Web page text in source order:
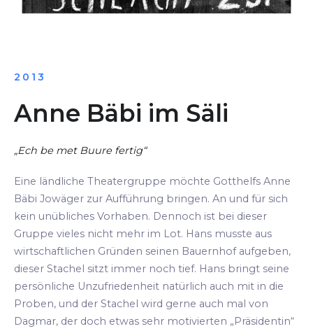
2013
Anne Bäbi im Säli
„Ech be met Buure fertig“
Eine ländliche Theatergruppe möchte Gotthelfs Anne
Bäbi Jowäger zur Aufführung bringen. An und für sich
kein unübliches Vorhaben. Dennoch ist bei dieser
Gruppe vieles nicht mehr im Lot. Hans musste aus
wirtschaftlichen Gründen seinen Bauernhof aufgeben,
dieser Stachel sitzt immer noch tief. Hans bringt seine
persönliche Unzufriedenheit natürlich auch mit in die
Proben, und der Stachel wird gerne auch mal von
Dagmar, der doch etwas sehr motivierten „Präsidentin“